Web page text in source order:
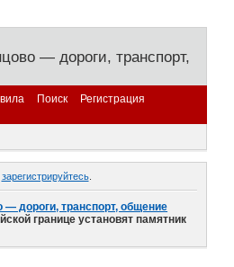
— дороги, транспорт,
Поиск
Регистрация
зарегистрируйтесь.
дороги, транспорт, общение
границе установят памятник